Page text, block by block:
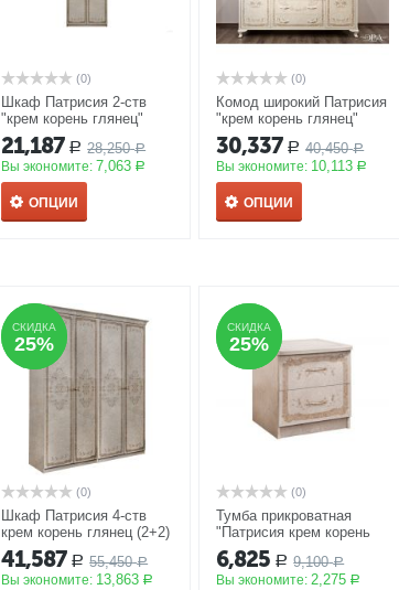
(0)
Шкаф Патрисия 2-ств
"крем корень глянец"
АКЦИЯ
21,187 Р 28,250 Р
Вы экономите: 7,063 Р
ОПЦИИ
(0)
Комод широкий Патрисия
"крем корень глянец"
АКЦИЯ
30,337 Р 40,450 Р
Вы экономите: 10,113 Р
ОПЦИИ
СКИДКА
25%
СКИДКА
25%
(0)
Шкаф Патрисия 4-ств
крем корень глянец (2+2)
без зеркал
41,587 Р 55,450 Р
Вы экономите: 13,863 Р
СКИДКА
25%
СКИДКА
25%
(0)
Тумба прикроватная
"Патрисия крем корень
глянец"
6,825 Р 9,100 Р
Вы экономите:2,275 Р